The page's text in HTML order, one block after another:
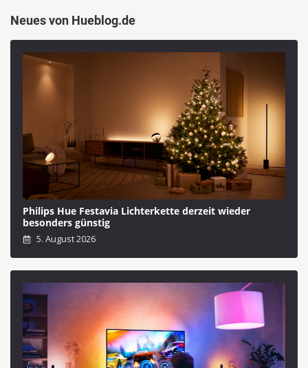
Neues von Hueblog.de
Philips Hue Festavia Lichterkette derzeit wieder
besonders günstig
5. August 2026